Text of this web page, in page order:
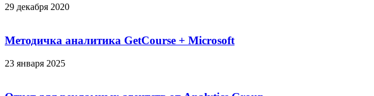
29 декабря 2020
Методичка аналитика GetCourse + Microsoft
23 января 2025